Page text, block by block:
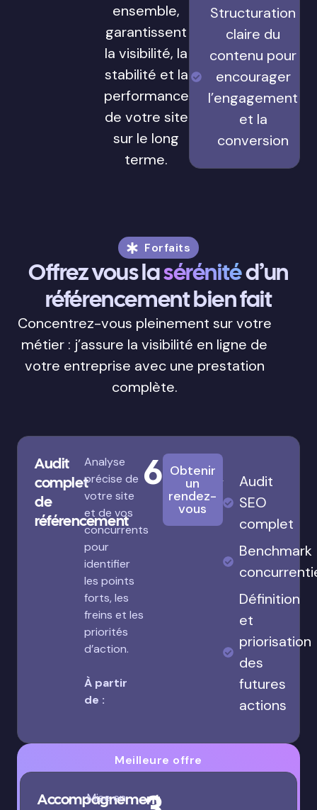
ensemble,
garantissent
la visibilité, la
stabilité et la
performance
de votre site
sur le long
terme.
Structuration
claire du
contenu pour
encourager
l’engagement
et la
conversion
Forfaits
Offrez vous lasérénitéd’un
référencement bien fait
Concentrez-vous pleinement sur votre
métier : j’assure la visibilité en ligne de
votre entreprise avec une prestation
complète.
Audit
complet
de
référencement
Analyse
précise de
votre site
et de vos
concurrents
pour
identifier
les points
forts, les
freins et les
priorités
d’action.
À partir
de :
680€
Obtenir
un
rendez-
vous
Audit
SEO
complet
Benchmark
Définition
et
priorisation
des
futures
actions
Meilleure offre
Accompagnement
Mise en